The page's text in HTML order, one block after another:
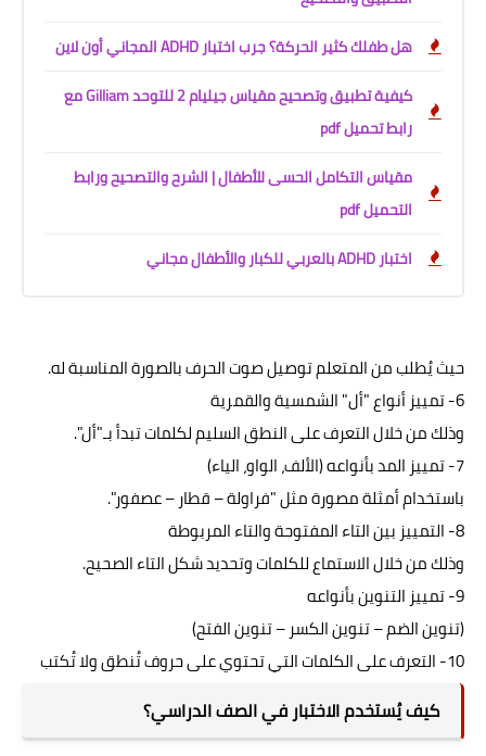
هل طفلك كثير الحركة؟ جرب اختبار ADHD المجاني أون لاين
كيفية تطبيق وتصحيح مقياس جيليام 2 للتوحد Gilliam مع
رابط تحميل pdf
مقياس التكامل الحسى للأطفال | الشرح والتصحيح ورابط
التحميل pdf
اختبار ADHD بالعربي للكبار والأطفال مجاني
حيث يُطلب من المتعلم توصيل صوت الحرف بالصورة المناسبة له.
6- تمييز أنواع "أل" الشمسية والقمرية
وذلك من خلال التعرف على النطق السليم لكلمات تبدأ بـ"أل".
7- تمييز المد بأنواعه (الألف، الواو، الياء)
باستخدام أمثلة مصورة مثل "فراولة – قطار – عصفور".
8- التمييز بين التاء المفتوحة والتاء المربوطة
وذلك من خلال الاستماع للكلمات وتحديد شكل التاء الصحيح.
9- تمييز التنوين بأنواعه
(تنوين الضم – تنوين الكسر – تنوين الفتح)
10- التعرف على الكلمات التي تحتوي على حروف تُنطق ولا تُكتب
كيف يُستخدم الاختبار في الصف الدراسي؟